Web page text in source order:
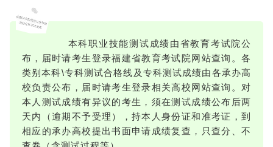
本科职业技能测试成绩由省教育考试院公
布，届时请考生登录福建省教育考试院网站查询。各
类别本科\专科测试合格线及专科测试成绩由各承办高
校负责公布，届时请考生登录相关高校网站查询。对
本人测试成绩有异议的考生，须在测试成绩公布后两
天内（逾期不予受理），持本人身份证和准考证，到
相应的承办高校提出书面申请成绩复查，只查分、不